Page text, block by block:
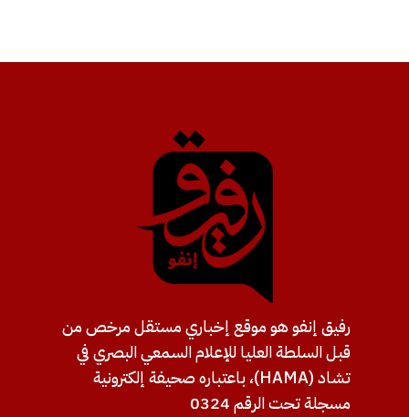
رفيق إنفو هو موقع إخباري مستقل مرخص من
قبل السلطة العليا للإعلام السمعي البصري في
تشاد (HAMA)، باعتباره صحيفة إلكترونية
مسجلة تحت الرقم 0324